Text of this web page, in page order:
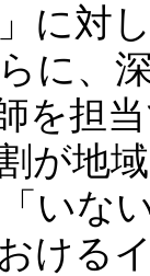
に対
に、
を担
が地
いな
ける